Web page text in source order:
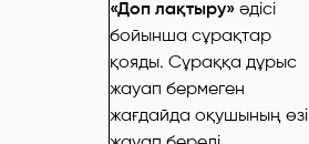
«Доп лақтыру» әдісі
бойынша сұрақтар
қояды. Сұраққа дұрыс
жауап бермеген
жағдайда оқушының өзі